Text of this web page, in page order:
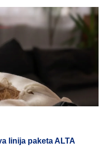
linija paketa ALTA